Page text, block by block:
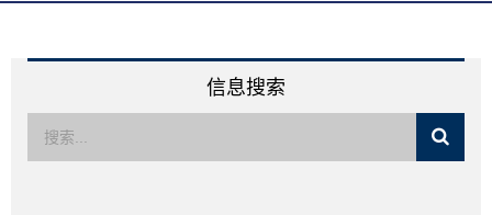
限公司
信息搜索